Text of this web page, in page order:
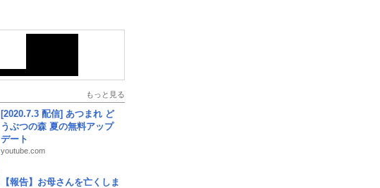
もっと見る
[2020.7.3 配信] あつまれ ど
うぶつの森 夏の無料アップ
デート
youtube.com
【報告】お母さんを亡くしま